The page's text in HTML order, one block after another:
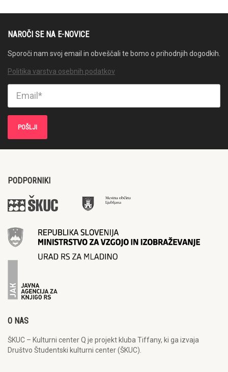
NAROČI SE NA E-NOVICE
Sporoči nam svoj email in obveščali te bomo o prihodnjih dogodkih.
Politika varstva osebnih podatkov
PODPORNIKI
O NAS
ŠKUC – Kulturni center Q je projekt kluba Tiffany, ki ga izvaja
Društvo Študentski kulturni center (ŠKUC).